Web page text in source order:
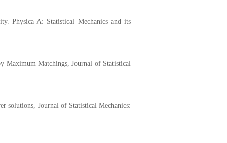
.Physica A: Statistical Mechanics and its
Maximum Matchings, Journal of Statistical
solutions, Journal of Statistical Mechanics: